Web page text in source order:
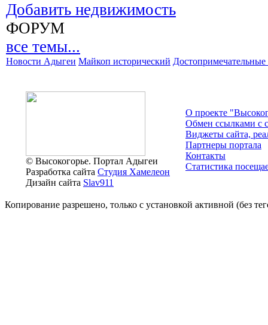
Добавить недвижимость
ФОРУМ
все темы...
Новости Адыгеи Майкоп исторический Достопримечательные
© Высокогорье. Портал Адыгеи
Разработка сайта Студия Хамелеон
Дизайн сайта Slav911
О проекте
Обмен ссылками c
Виджеты сайта,
Партнеры портала
Контакты
Статистика
Копирование разрешено, только с установкой активной (без